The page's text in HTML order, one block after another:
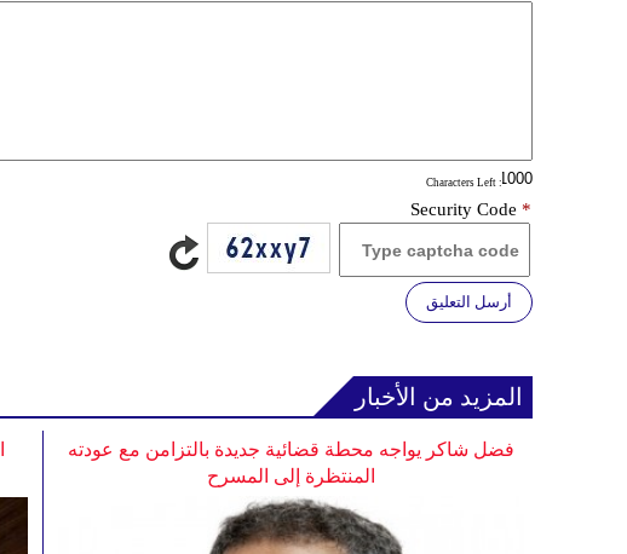
: Characters Left
Security Code *
أرسل التعليق
المزيد من الأخبار
فضل شاكر يواجه محطة قضائية جديدة بالتزامن مع عودته
المنتظرة إلى المسرح